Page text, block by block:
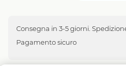
Consegna in 3-5 giorni.
Pagamento sicuro